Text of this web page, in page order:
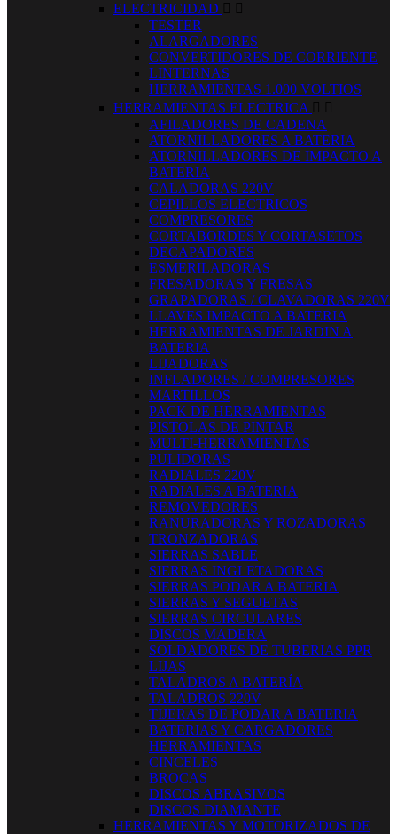
ELECTRICIDAD  
TESTER
ALARGADORES
CONVERTIDORES DE CORRIENTE
LINTERNAS
HERRAMIENTAS 1.000 VOLTIOS
HERRAMIENTAS ELECTRICA  
AFILADORES DE CADENA
ATORNILLADORES A BATERIA
ATORNILLADORES DE IMPACTO A
BATERIA
CALADORAS 220V
CEPILLOS ELECTRICOS
COMPRESORES
CORTABORDES Y CORTASETOS
DECAPADORES
ESMERILADORAS
FRESADORAS Y FRESAS
GRAPADORAS / CLAVADORAS 220V
LLAVES IMPACTO A BATERIA
HERRAMIENTAS DE JARDIN A
BATERIA
LIJADORAS
INFLADORES / COMPRESORES
MARTILLOS
PACK DE HERRAMIENTAS
PISTOLAS DE PINTAR
MULTI-HERRAMIENTAS
PULIDORAS
RADIALES 220V
RADIALES A BATERIA
REMOVEDORES
RANURADORAS Y ROZADORAS
TRONZADORAS
SIERRAS SABLE
SIERRAS INGLETADORAS
SIERRAS PODAR A BATERIA
SIERRAS Y SEGUETAS
SIERRAS CIRCULARES
DISCOS MADERA
SOLDADORES DE TUBERIAS PPR
LIJAS
TALADROS A BATERÍA
TALADROS 220V
TIJERAS DE PODAR A BATERIA
BATERIAS Y CARGADORES
HERRAMIENTAS
CINCELES
BROCAS
DISCOS ABRASIVOS
DISCOS DIAMANTE
HERRAMIENTAS Y MOTORIZADOS DE